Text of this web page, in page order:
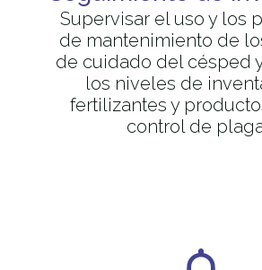
Supervisar el uso y los
de mantenimiento de
de cuidado del césped
los niveles de
fertilizantes y
control de